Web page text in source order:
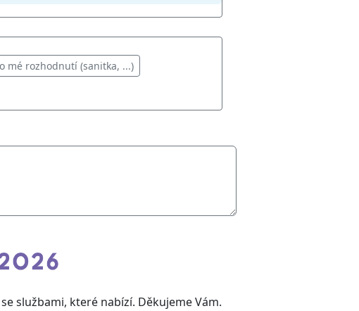
mé rozhodnutí (sanitka, ...)
službami, které nabízí. Děkujeme Vám.